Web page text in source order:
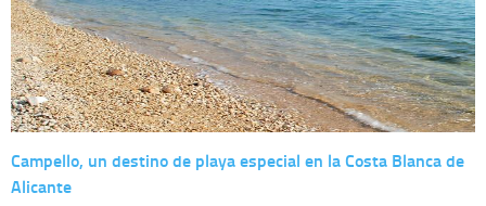
Campello, un destino de playa especial en la Costa Blanca de
Alicante